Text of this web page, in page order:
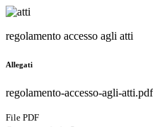
regolamento accesso agli atti
Allegati
regolamento-accesso-agli-atti.pdf
File PDF